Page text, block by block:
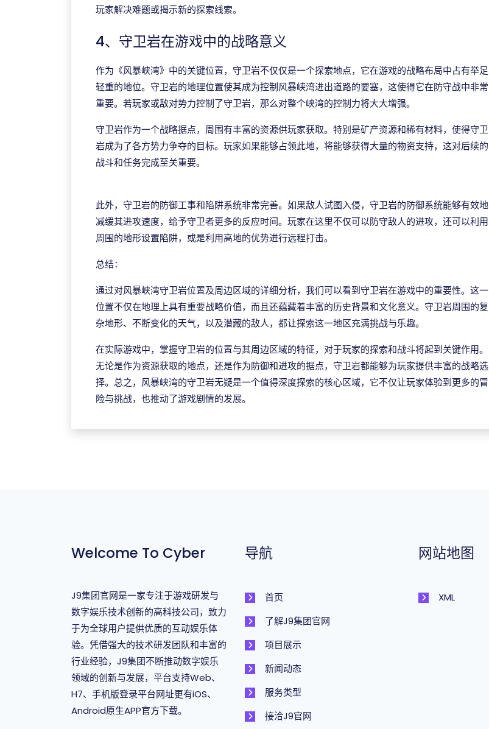
玩家解决难题或揭示新的探索线索。
4、守卫岩在游戏中的战略意义
作为《风暴峡湾》中的关键位置，守卫岩不仅仅是一个探索地点，它在游戏的战略布局中占有举足
轻重的地位。守卫岩的地理位置使其成为控制风暴峡湾进出道路的要塞，这使得它在防守战中非常
重要。若玩家或敌对势力控制了守卫岩，那么对整个峡湾的控制力将大大增强。
守卫岩作为一个战略据点，周围有丰富的资源供玩家获取。特别是矿产资源和稀有材料，使得守卫
岩成为了各方势力争夺的目标。玩家如果能够占领此地，将能够获得大量的物资支持，这对后续的
战斗和任务完成至关重要。
此外，守卫岩的防御工事和陷阱系统非常完善。如果敌人试图入侵，守卫岩的防御系统能够有效地
减缓其进攻速度，给予守卫者更多的反应时间。玩家在这里不仅可以防守敌人的进攻，还可以利用
周围的地形设置陷阱，或是利用高地的优势进行远程打击。
总结：
通过对风暴峡湾守卫岩位置及周边区域的详细分析，我们可以看到守卫岩在游戏中的重要性。这一
位置不仅在地理上具有重要战略价值，而且还蕴藏着丰富的历史背景和文化意义。守卫岩周围的复
杂地形、不断变化的天气，以及潜藏的敌人，都让探索这一地区充满挑战与乐趣。
在实际游戏中，掌握守卫岩的位置与其周边区域的特征，对于玩家的探索和战斗将起到关键作用。
无论是作为资源获取的地点，还是作为防御和进攻的据点，守卫岩都能够为玩家提供丰富的战略选
择。总之，风暴峡湾的守卫岩无疑是一个值得深度探索的核心区域，它不仅让玩家体验到更多的冒
险与挑战，也推动了游戏剧情的发展。
Welcome To Cyber
J9集团官网是一家专注于游戏研发与
数字娱乐技术创新的高科技公司，致力
于为全球用户提供优质的互动娱乐体
验。凭借强大的技术研发团队和丰富的
行业经验，J9集团不断推动数字娱乐
领域的创新与发展，平台支持Web、
H7、手机版登录平台网址更有iOS、
Android原生APP官方下载。
导航
首页
了解J9集团官网
项目展示
新闻动态
服务类型
接洽J9官网
网站地图
XML